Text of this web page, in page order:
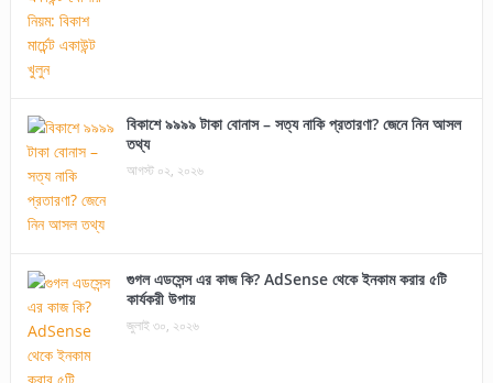
বিকাশে ৯৯৯৯ টাকা বোনাস – সত্য নাকি প্রতারণা? জেনে নিন আসল
তথ্য
আগস্ট ০২, ২০২৬
গুগল এডসেন্স এর কাজ কি? AdSense থেকে ইনকাম করার ৫টি
কার্যকরী উপায়
জুলাই ৩০, ২০২৬